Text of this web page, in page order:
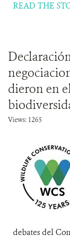
READ THE
dieron en
Views: 1265
debates del